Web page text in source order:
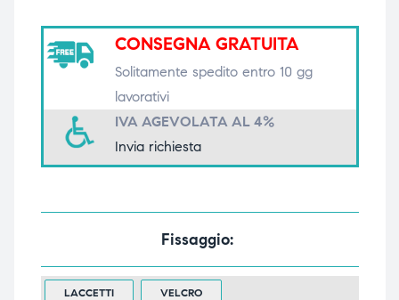
CONSEGNA GRATUITA
Solitamente spedito entro 10 gg
lavorativi
IVA AGEVOLATA AL 4%
Invia richiesta
Fissaggio
LACCETTI VELCRO